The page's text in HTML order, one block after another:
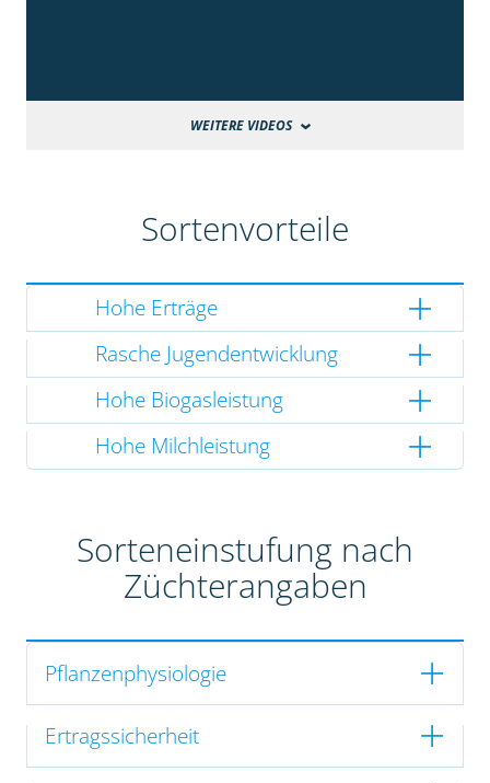
WEITERE VIDEOS
Sortenvorteile
Hohe Erträge
Rasche Jugendentwicklung
Hohe Biogasleistung
Hohe Milchleistung
Sorteneinstufung nach
Züchterangaben
Pflanzenphysiologie
Ertragssicherheit